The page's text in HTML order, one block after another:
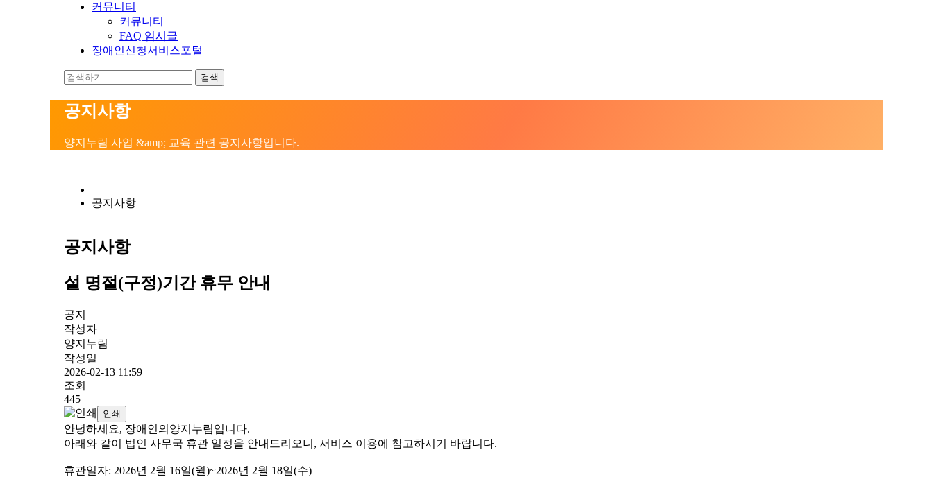
커뮤니티
커뮤니티
FAQ 임시글
장애인신청서비스포털
공지사항
양지누림 사업 &amp; 교육 관련 공지사항입니다.
공지사항
공지사항
설 명절(구정)기간 휴무 안내
공지
작성자
양지누림
작성일
2026-02-13 11:59
조회
445
인쇄
안녕하세요, 장애인의양지누림입니다.
아래와 같이 법인 사무국 휴관 일정을 안내드리오니, 서비스 이용에 참고하시기 바랍니다.
휴관일자: 2026년 2월 16일(월)~2026년 2월 18일(수)